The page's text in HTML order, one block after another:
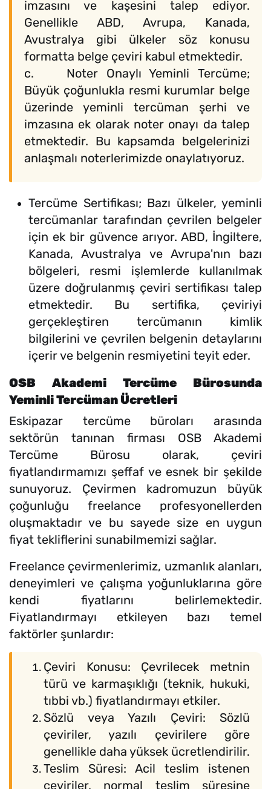
imzasını ve kaşesini talep ediyor.
Genellikle ABD, Avrupa, Kanada,
Avustralya gibi ülkeler söz konusu
formatta belge çeviri kabul etmektedir.
c. Noter Onaylı Yeminli Tercüme;
Büyük çoğunlukla resmi kurumlar belge
üzerinde yeminli tercüman şerhi ve
imzasına ek olarak noter onayı da talep
etmektedir. Bu kapsamda belgelerinizi
anlaşmalı noterlerimizde onaylatıyoruz.
Tercüme Sertifikası; Bazı ülkeler, yeminli
tercümanlar tarafından çevrilen belgeler
için ek bir güvence arıyor. ABD, İngiltere,
Kanada, Avustralya ve Avrupa'nın bazı
bölgeleri, resmi işlemlerde kullanılmak
üzere doğrulanmış çeviri sertifikası talep
etmektedir. Bu sertifika, çeviriyi
gerçekleştiren tercümanın kimlik
bilgilerini ve çevrilen belgenin detaylarını
içerir ve belgenin resmiyetini teyit eder.
OSB Akademi Tercüme Bürosunda
Yeminli Tercüman Ücretleri
Eskipazar tercüme büroları arasında
sektörün tanınan firması OSB Akademi
Tercüme Bürosu olarak, çeviri
fiyatlandırmamızı şeffaf ve esnek bir şekilde
sunuyoruz. Çevirmen kadromuzun büyük
çoğunluğu freelance profesyonellerden
oluşmaktadır ve bu sayede size en uygun
fiyat tekliflerini sunabilmemizi sağlar.
Freelance çevirmenlerimiz, uzmanlık alanları,
deneyimleri ve çalışma yoğunluklarına göre
kendi fiyatlarını belirlemektedir.
Fiyatlandırmayı etkileyen bazı temel
faktörler şunlardır:
Çeviri Konusu: Çevrilecek metnin
türü ve karmaşıklığı (teknik, hukuki,
tıbbi vb.) fiyatlandırmayı etkiler.
Sözlü veya Yazılı Çeviri: Sözlü
çeviriler, yazılı çevirilere göre
genellikle daha yüksek ücretlendirilir.
Teslim Süresi: Acil teslim istenen
çeviriler, normal teslim süresine